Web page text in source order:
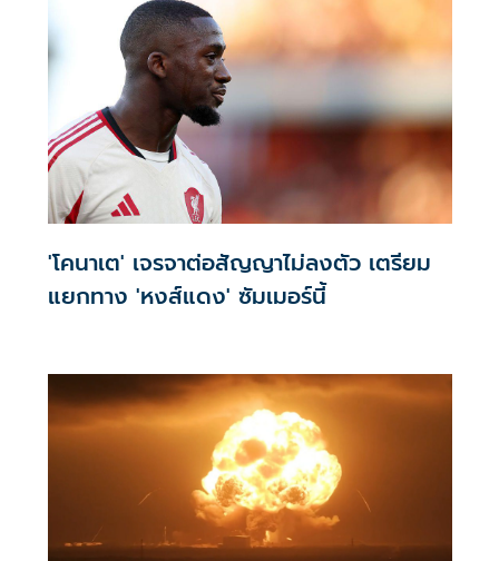
'โคนาเต' เจรจาต่อสัญญาไม่ลงตัว เตรียม
แยกทาง 'หงส์แดง' ซัมเมอร์นี้